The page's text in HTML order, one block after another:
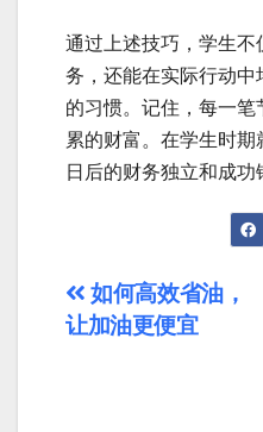
通过上述技巧，学生
务，还能在实际行动
的习惯。记住，每一
累的财富。在学生时
日后的财务独立和成功
文
章
如何高效省油，
让加油更便宜